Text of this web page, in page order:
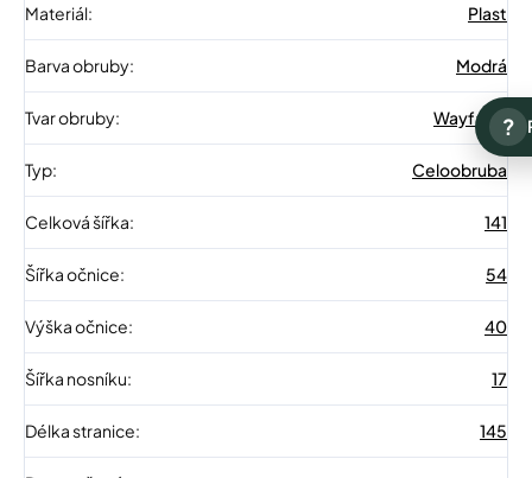
Materiál: Plast
Barva obruby: Modrá
Tvar obruby: Wayfarer
Typ: Celoobruba
Celková šířka: 141
Šířka očnice: 54
Výška očnice: 40
Šířka nosníku: 17
Délka stranice: 145
?